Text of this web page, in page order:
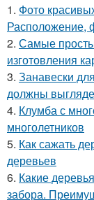
1. Фото
Расположение,
2. Самые
изготовления
3. Занавески
должны
4. Клумба с
многолетников
5. Как сажать
деревьев
6. Какие
забора.